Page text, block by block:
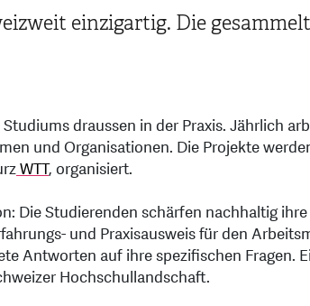
einzigartig. Die
draussen in der Praxis. Jährlich
und Organisationen. Die Projekte
WTT, organisiert.
Die Studierenden schärfen nachhaltig ihre
und Praxisausweis für den
Antworten auf ihre spezifischen Fragen.
Hochschullandschaft.